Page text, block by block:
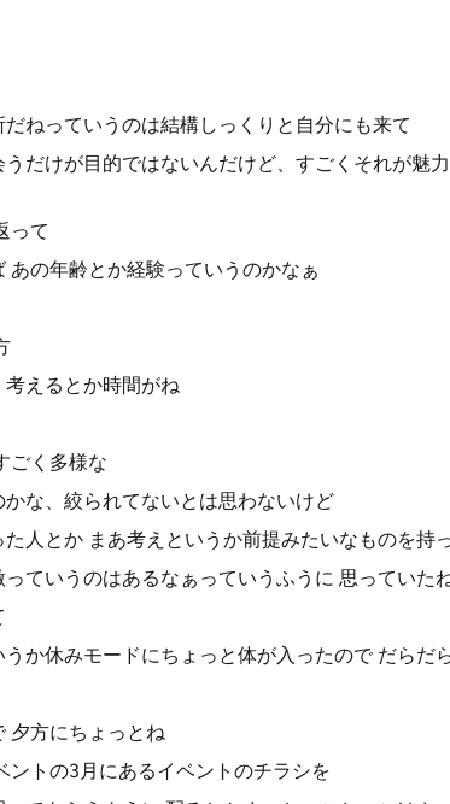
ねっていうのは結構しっくりと自分にも来て
だけが目的ではないんだけど、すごくそれが魅
って
あの年齢とか経験っていうのかなぁ
えるとか時間がね
ごく多様な
な、絞られてないとは思わないけど
人とか まあ考えというか前提みたいなものを持
ていうのはあるなぁっていうふうに 思っていた
か休みモードにちょっと体が入ったので だらだ
夕方にちょっとね
ントの3月にあるイベントのチラシを